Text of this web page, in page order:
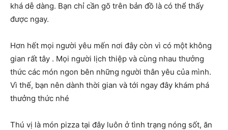
khá dễ dàng. Bạn chỉ cần gõ trên bản đồ là có thể thấy
được ngay.
Hơn hết mọi người yêu mến nơi đây còn vì có một không
gian rất tây . Mọi người lịch thiệp và cùng nhau thưởng
thức các món ngon bên những người thân yêu của mình.
Vì thế, bạn nên dành thời gian và tới ngay đây khám phá
thưởng thức nhé
Thú vị là món pizza tại đây luôn ở tình trạng nóng sốt, ăn